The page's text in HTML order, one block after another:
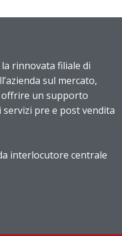
rinnovata filiale di
sul mercato,
offrire un supporto
pre e post vendita
interlocutore centrale